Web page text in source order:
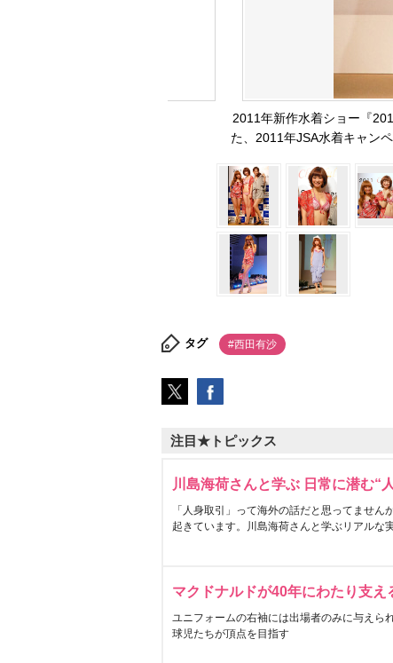
2011年新作水着ショー『
た、2011年JSA水着キャン
タグ #西田有沙
注目★トピックス
川島海荷さんと学ぶ 日常に潜む“
「人身取引」って海外の話だと思ってませ
起きています。川島海荷さんと学ぶリアルな実
マクドナルドが40年にわたり支え
ユニフォームの右袖には出場者のみに与えら
球児たちが頂点を目指す